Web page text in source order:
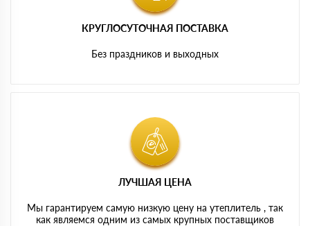
КРУГЛОСУТОЧНАЯ ПОСТАВКА
Без праздников и выходных
ЛУЧШАЯ ЦЕНА
Мы гарантируем самую низкую цену на утеплитель , так
как являемся одним из самых крупных поставщиков